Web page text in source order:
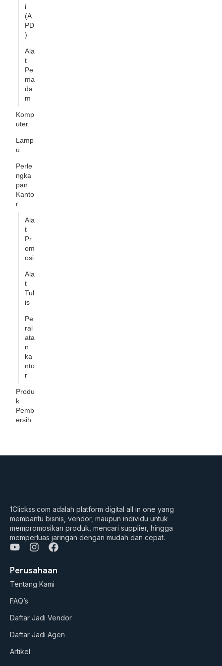
i
(A
PD
)
Ala
t
Pe
ma
da
m
Komp
uter
Lamp
u
Perle
ngka
pan
Kanto
r
Ala
t
Pr
om
osi
Ala
t
Tul
is
Pe
ral
ata
n
ka
nto
r
Produ
k
Pemb
ersih
1Clickss.com adalah platform digital all in one yang
membantu bisnis, vendor, maupun individu untuk
mempromosikan produk, mencari supplier, hingga
memperluas jaringan dengan mudah dan cepat.
Y
u
t
u
b
e
I
s
t
a
a
F
c
e
b
k
Perusahaan
Tentang Kami
FAQ’s
Daftar Jadi Vendor
Daftar Jadi Agen
Artikel